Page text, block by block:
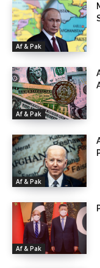
Af & Pak
Af & Pak
Af & Pak
Af & Pak